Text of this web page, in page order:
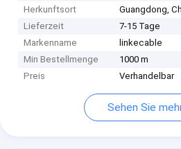
Herkunftsort
Guangdong,
Lieferzeit
7-15 Tage
Markenname
linkecable
Min Bestellmenge
1000 m
Preis
Verhandelbar
Sehen Sie